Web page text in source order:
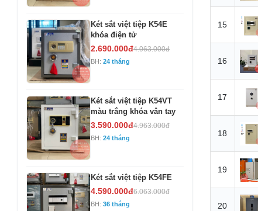
Két sắt việt tiệp K54E
khóa điện tử
2.690.000đ4.063.000đ
BH: 24 tháng
Két sắt việt tiệp K54VT
màu trắng khóa vân tay
3.590.000đ4.963.000đ
BH: 24 tháng
Két sắt việt tiệp K54FE
4.590.000đ6.063.000đ
BH: 36 tháng
15
16
17
18
19
20